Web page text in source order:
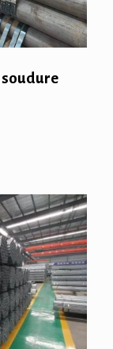
soudure